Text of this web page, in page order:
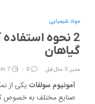
مواد شیمیایی
2 نحوه
گیاهان
مدیر,3 سال قبل 0
7 min
آمونیوم سولفات یکی از
صنایع مختلف به خصوص